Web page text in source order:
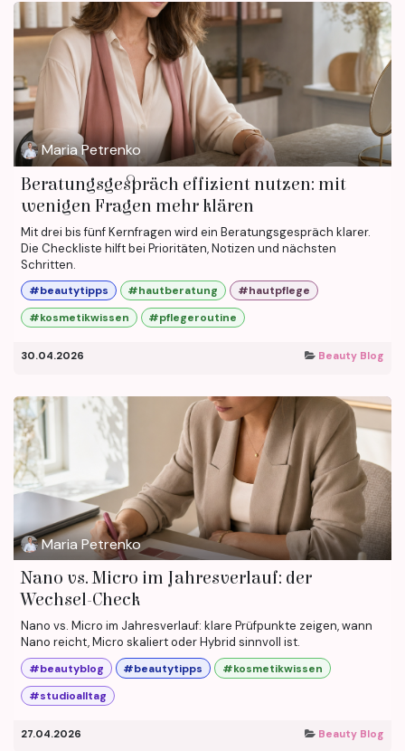
Maria Petrenko
Beratungsgespräch effizient nutzen: mit
wenigen Fragen mehr klären
Mit drei bis fünf Kernfragen wird ein Beratungsgespräch klarer.
Die Checkliste hilft bei Prioritäten, Notizen und nächsten
Schritten.
#beautytipps #hautberatung
#hautpflege
#kosmetikwissen
#pflegeroutine
30.04.2026 Beauty Blog
Maria Petrenko
Nano vs. Micro im Jahresverlauf: der
Wechsel-Check
Nano vs. Micro im Jahresverlauf: klare Prüfpunkte zeigen, wann
Nano reicht, Micro skaliert oder Hybrid sinnvoll ist.
#beautyblog #beautytipps
#kosmetikwissen
#studioalltag
27.04.2026 Beauty Blog